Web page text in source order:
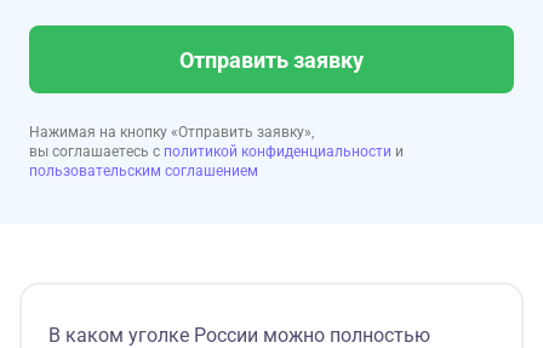
Отправить заявку
Нажимая на кнопку «Отправить заявку»,
вы соглашаетесь с политикой конфиденциальности и
пользовательским соглашением
В каком уголке России можно полностью